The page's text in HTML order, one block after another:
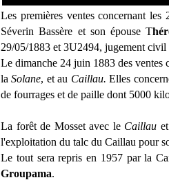
Les premières ventes concernant
Séverin Bassère et son épouse T
29/05/1883 et 3U2494, jugement
Le dimanche 24 juin 1883 des ventes
laSolane, et au Caillau.Elles
de fourrages et de paille dont 5000
La forêt de Mosset avec leCaillau et
l'exploitation du talc du Caillau pour
Le tout sera repris en 1957 par la
Groupama.